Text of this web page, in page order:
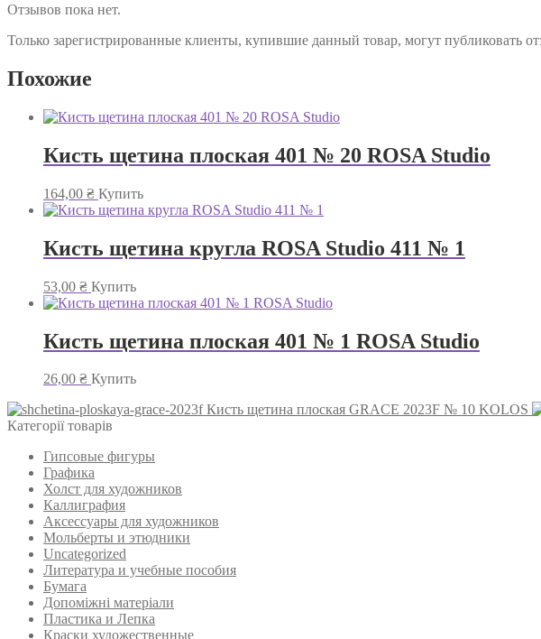
Отзывов пока нет.
Только зарегистрированные клиенты, купившие данный товар, могут публиковать
Похожие
Кисть щетина плоская 401 № 20 ROSA Studio
164,00 ₴ Купить
Кисть щетина кругла ROSA Studio 411 № 1
53,00 ₴ Купить
Кисть щетина плоская 401 № 1 ROSA Studio
26,00 ₴ Купить
Кисть щетина плоская GRACE 2023F № 10 KOLOS
Категорії товарів
Гипсовые фигуры
Графика
Холст для художников
Каллиграфия
Аксессуары для художников
Мольберты и этюдники
Uncategorized
Литература и учебные пособия
Бумага
Допоміжні матеріали
Пластика и Лепка
Краски художественные